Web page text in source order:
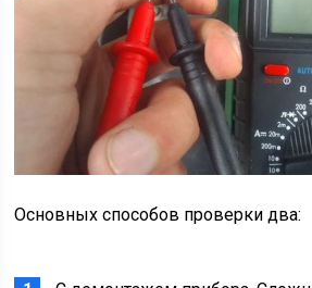
Основных способов проверки два: